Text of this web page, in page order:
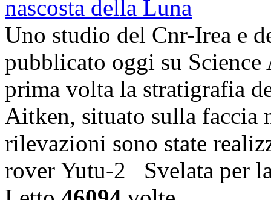
Uno studio del Cnr-Irea e
pubblicato oggi su
prima volta la stratigrafia
Aitken, situato sulla faccia
rilevazioni sono state
rover Yutu-2 Svelata per